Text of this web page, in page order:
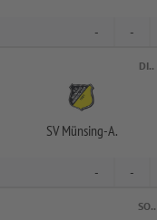
- -
DI..
SV Münsing-A.
- -
SO..